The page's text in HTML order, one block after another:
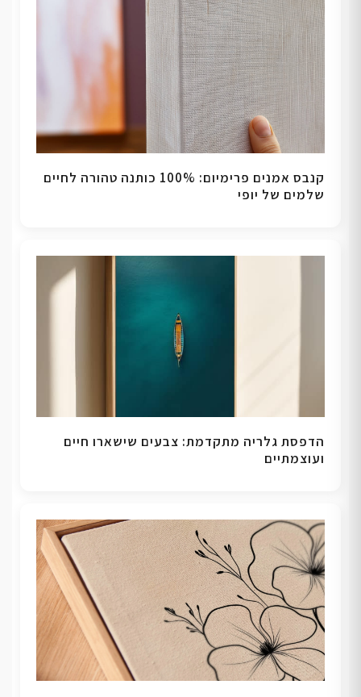
קנבס אמנים פרימיום: 100% כותנה טהורה לחיים
שלמים של יופי
הדפסת גלריה מתקדמת: צבעים שישארו חיים
ועוצמתיים